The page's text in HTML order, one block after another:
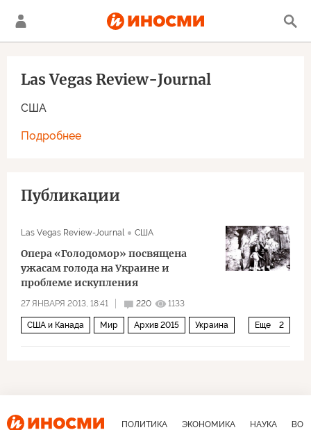
США
Las Vegas Review-Journal
Подробнее
Публикации
Las Vegas Review-Journal США
Опера «Голодомор» посвящена
ужасам голода на Украине и
проблеме искупления
27 ЯНВАРЯ 2013, 18:41 220 1133
Еще 2
США и Канада Мир Архив 2015 Украина
ПОЛИТИКА ЭКОНОМИКА НАУКА